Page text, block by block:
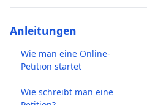
Anleitungen
Wie man eine Online-
Petition startet
Wie schreibt man eine